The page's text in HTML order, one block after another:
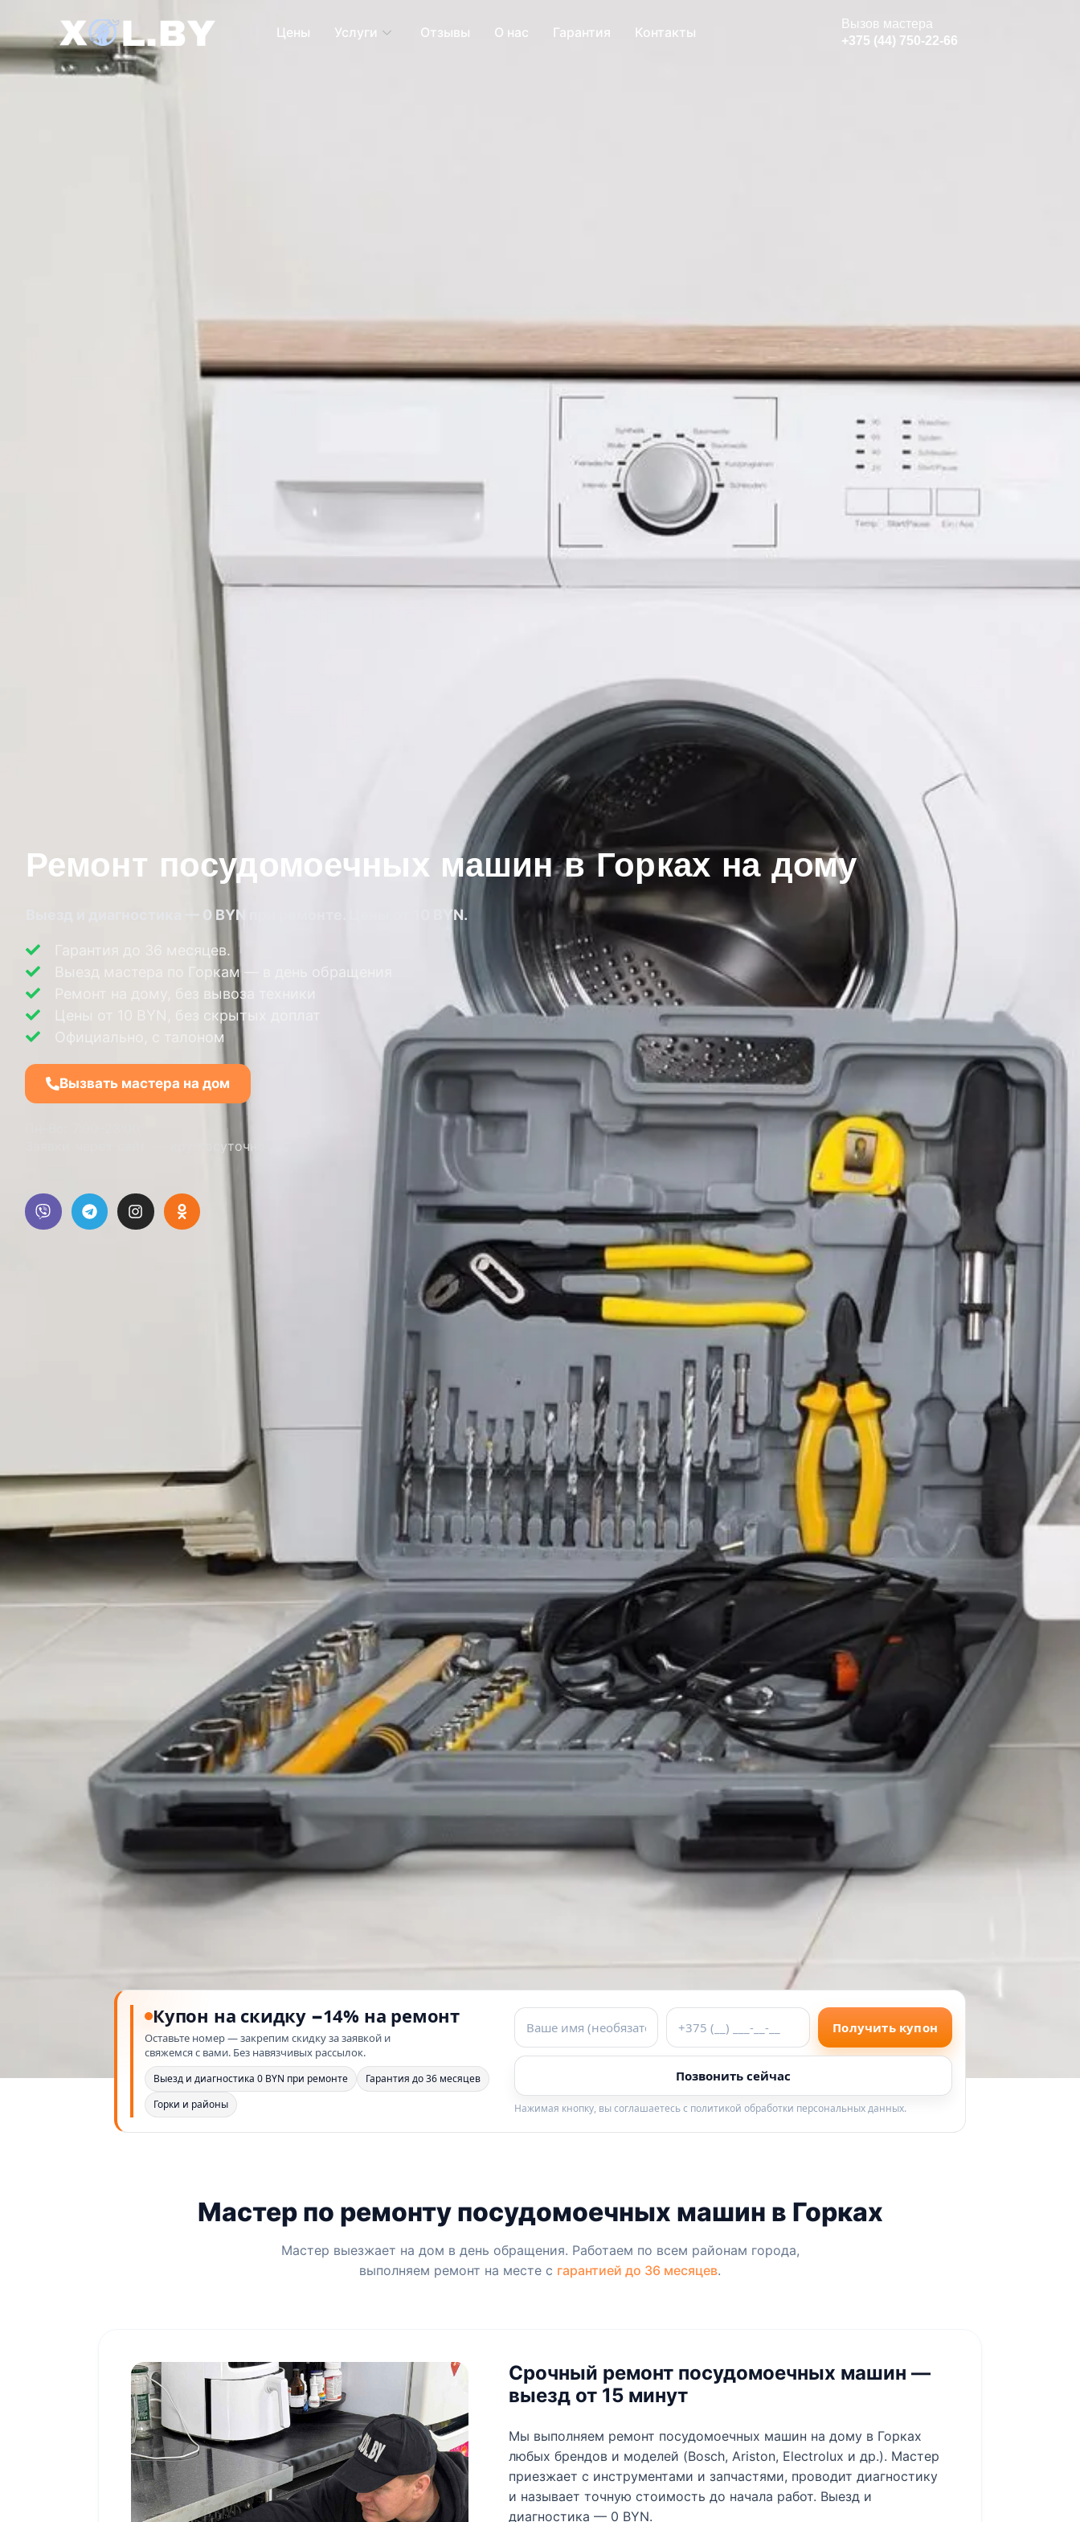
Цены Услуги Отзывы О нас Гарантия Контакты
Вызов мастера
+375 (44) 750-22-66
Ремонт посудомоечных машин в Горках на дому
Выезд и диагностика — 0 BYN при ремонте. Цены от 10 BYN.
Гарантия до 36 месяцев.
Выезд мастера по Горкам — в день обращения
Ремонт на дому, без вывоза техники
Цены от 10 BYN, без скрытых доплат
Официально, с талоном
Вызвать мастера на дом
Заявки через сайт — круглосуточно
Купон на скидку −14% на ремонт
Оставьте номер — закрепим скидку за заявкой и
свяжемся с вами. Без навязчивых рассылок.
Выезд и диагностика 0 BYN при ремонте
Гарантия до 36 месяцев
Горки и районы
Получить купон
Позвонить сейчас
Нажимая кнопку, вы соглашаетесь с политикой обработки персональных данных.
Мастер по ремонту посудомоечных машин в Горках
Мастер выезжает на дом в день обращения. Работаем по всем районам города,
выполняем ремонт на месте с гарантией до 36 месяцев.
Срочный ремонт посудомоечных машин —
выезд от 15 минут
Мы выполняем ремонт посудомоечных машин на дому в Горках
любых брендов и моделей (Bosch, Ariston, Electrolux и др.). Мастер
приезжает с инструментами и запчастями, проводит диагностику
и называет точную стоимость до начала работ. Выезд и
диагностика — 0 BYN.